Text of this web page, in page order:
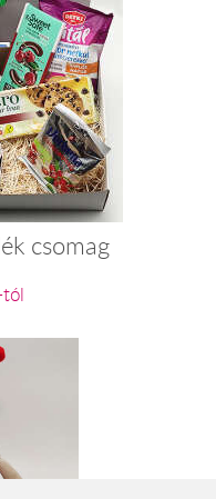
csomag